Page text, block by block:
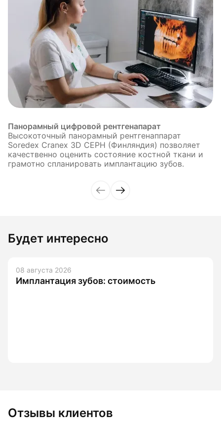
Панорамный цифровой рентгенапарат
Высокоточный панорамный рентгенаппарат
Soredex Cranex 3D CEPH (Финляндия) позволяет
качественно оценить состояние костной ткани и
грамотно спланировать имплантацию зубов.
Будет интересно
08 августа 2026
Имплантация зубов: стоимость
Отзывы клиентов